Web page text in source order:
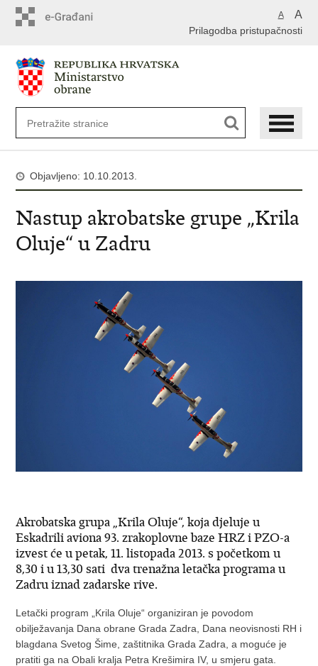
A A
Prilagodba pristupačnosti
Objavljeno: 10.10.2013.
Nastup akrobatske grupe „Krila
Oluje“ u Zadru
Akrobatska grupa „Krila Oluje“, koja djeluje u
Eskadrili aviona 93. zrakoplovne baze HRZ i PZO-a
izvest će u petak, 11. listopada 2013. s početkom u
8,30 i u 13,30 sati dva trenažna letačka programa u
Zadru iznad zadarske rive.
Letački program „Krila Oluje“ organiziran je povodom
obilježavanja Dana obrane Grada Zadra, Dana neovisnosti RH i
blagdana Svetog Šime, zaštitnika Grada Zadra, a moguće je
pratiti ga na Obali kralja Petra Krešimira IV, u smjeru gata.